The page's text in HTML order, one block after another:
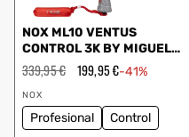
NOX ML10 VENTUS
CONTROL 3K BY MIGUEL
LAMPERTI 2026
Precio
habitual
339,95 € Precio
199,95 €-41%
Proveedor:
NOX
Profesional Control